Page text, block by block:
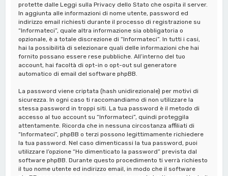
protette dalle Leggi sulla Privacy dello Stato che ospita il server.
In aggiunta alle informazioni di nome utente, password ed
indirizzo email richiesti durante il processo di registrazione su
“Informateci”, quale altra informazione sia obbligatoria o
opzionale, è a totale discrezione di “Informateci”. In tutti i casi,
hai la possibilità di selezionare quali delle informazioni che hai
fornito possano essere rese pubbliche. All’interno del tuo
account, hai facoltà di opt-in o opt-out sul generatore
automatico di email del software phpBB.
La password viene criptata (hash unidirezionale) per motivi di
sicurezza. In ogni caso ti raccomandiamo di non utilizzare la
stessa password in troppi siti. La tua password è il metodo di
accesso al tuo account su “Informateci”, quindi proteggila
attentamente. Ricorda che in nessuna circostanza affiliati di
“Informateci”, phpBB o terzi possono legittimamente richiedere
la tua password. Nel caso dimenticassi la tua password, puoi
utilizzare l’opzione “Ho dimenticato la password” prevista dal
software phpBB. Durante questo procedimento ti verrà richiesto
il tuo nome utente ed indirizzo email, in modo che il software